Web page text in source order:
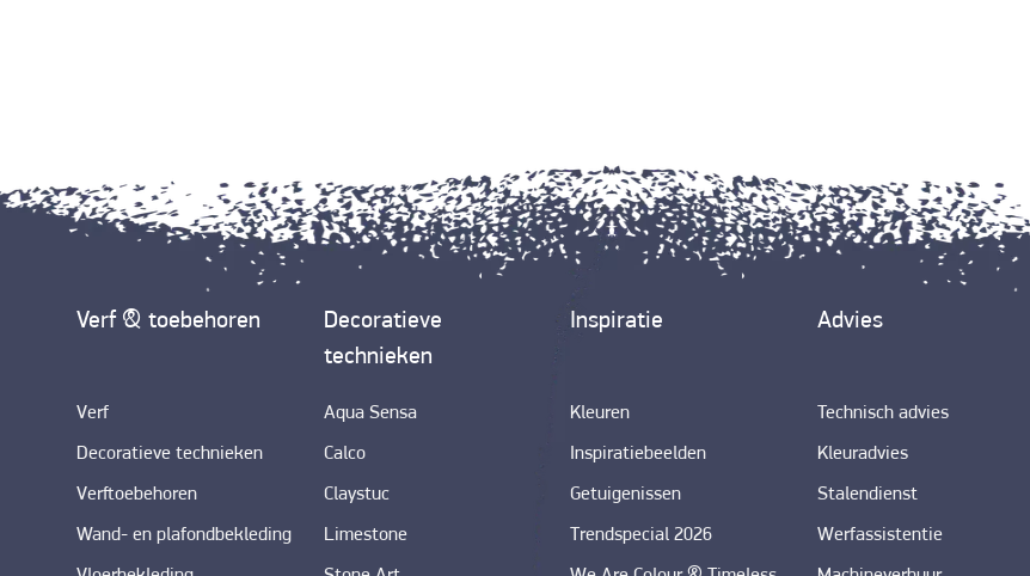
Verf & toebehoren
Verf
Decoratieve technieken
Verftoebehoren
Wand- en plafondbekleding
Decoratieve
technieken
Aqua Sensa
Calco
Claystuc
Limestone
Inspiratie
Kleuren
Inspiratiebeelden
Getuigenissen
Trendspecial 2026
Advies
Technisch advies
Kleuradvies
Stalendienst
Werfassistentie